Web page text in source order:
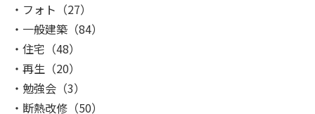
フォト （27）
一般建築 （84）
住宅 （48）
再生 （20）
勉強会 （3）
断熱改修 （50）